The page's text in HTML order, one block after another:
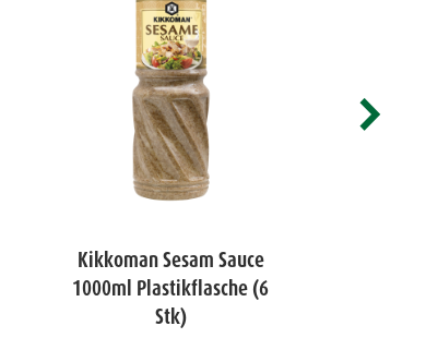
Kikkoman Sesam Sauce
1000ml Plastikflasche (6
Stk)